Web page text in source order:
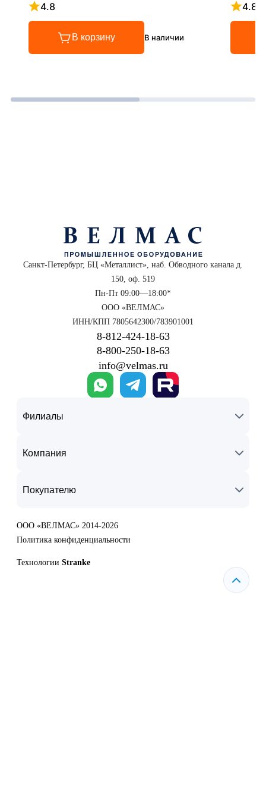
4.8
Рейтинг 4.8 из 5
В корзину В наличии
4.8
Санкт-Петербург, БЦ «Металлист», наб. Обводного канала д.
150, оф. 519
Пн-Пт 09:00—18:00*
ООО «ВЕЛМАС»
ИНН/КПП 7805642300/783901001
8‑812‑424‑18‑63
8‑800‑250‑18‑63
info@velmas.ru
Филиалы
Компания
Покупателю
ООО «ВЕЛМАС» 2014-2026
Политика конфиденциальности
Технологии Stranke